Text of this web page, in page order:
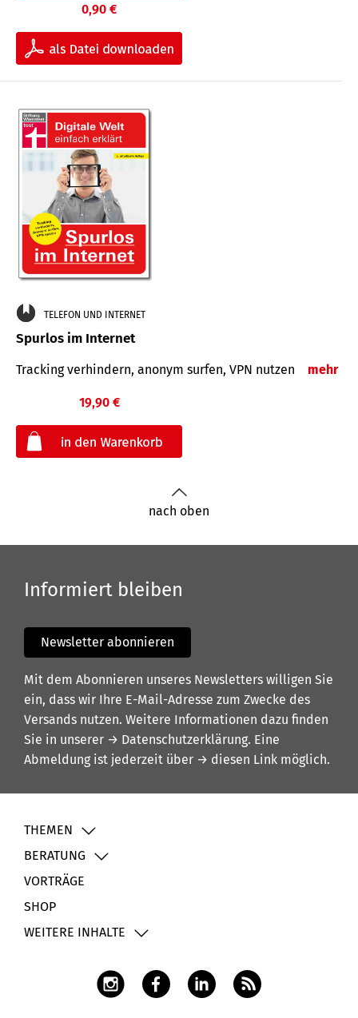
0,90 €
TELEFON UND INTERNET
Spurlos im Internet
Tracking verhindern, anonym surfen, VPN nutzen mehr
19,90 €
nach oben
Informiert bleiben
Newsletter abonnieren
Mit dem Abonnieren unseres Newsletters willigen Sie
ein, dass wir Ihre E-Mail-Adresse zum Zwecke des
Versands nutzen. Weitere Informationen dazu finden
Sie in unserer → Datenschutzerklärung. Eine
Abmeldung ist jederzeit über → diesen Link möglich.
THEMEN
BERATUNG
VORTRÄGE
SHOP
WEITERE INHALTE